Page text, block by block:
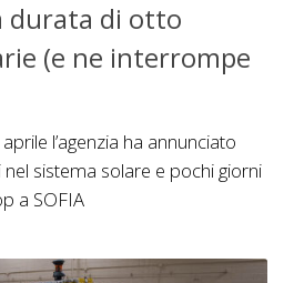
durata di otto
(e ne interrompe
l’agenzia ha annunciato
nel sistema solare e pochi giorni
a SOFIA